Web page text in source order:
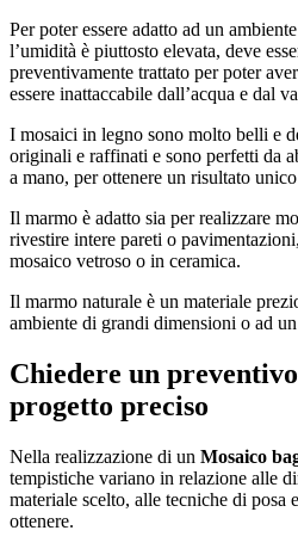
Per poter essere adatto ad un
l’umidità è piuttosto elevata, deve
preventivamente trattato per poter
essere inattaccabile dall’acqua e dal
I mosaici in legno sono molto belli e
originali e raffinati e sono perfetti da
a mano, per ottenere un risultato
Il marmo è adatto sia per realizzare
rivestire intere pareti o
mosaico vetroso o in ceramica.
Il marmo naturale è un materiale
ambiente di grandi dimensioni o ad un
Chiedere un
progetto preciso
Nella realizzazione di un Mosaico
tempistiche variano in relazione alle
materiale scelto, alle tecniche di posa
ottenere.